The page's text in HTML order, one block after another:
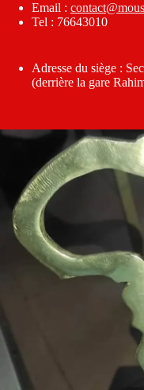
Email :
Tel : 76643010
Adresse du siège :
(derrière la gare